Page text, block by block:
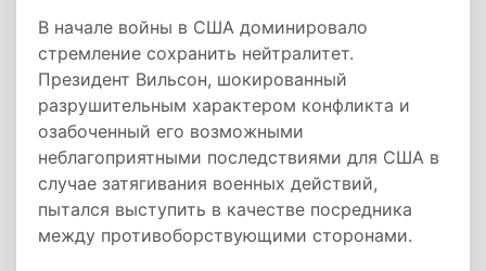
В начале войны в США доминировало
стремление сохранить нейтралитет.
Президент Вильсон, шокированный
разрушительным характером конфликта и
озабоченный его возможными
неблагоприятными последствиями для США в
случае затягивания военных действий,
пытался выступить в качестве посредника
между противоборствующими сторонами.